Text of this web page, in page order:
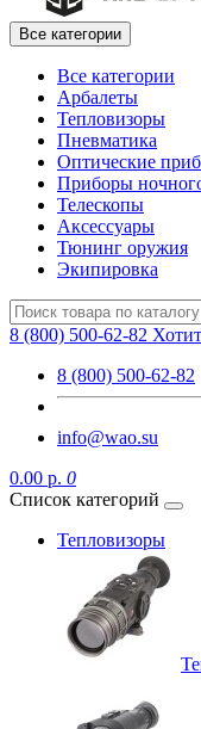
Все категории
Все категории
Арбалеты
Тепловизоры
Пневматика
Оптические
Приборы
Телескопы
Аксессуары
Тюнинг оружия
Экипировка
8 (800) 500-62-82
8 (800) 500-62-82
info@wao.su
0.00 р. 0
Список категорий
Тепловизоры